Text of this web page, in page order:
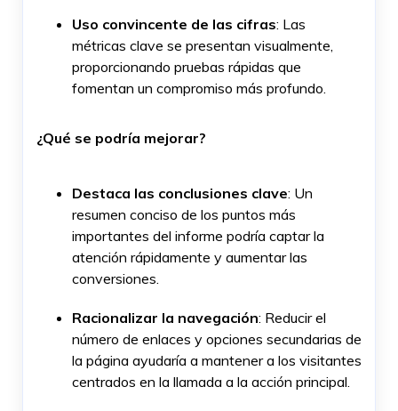
Uso convincente de las cifras: Las
métricas clave se presentan visualmente,
proporcionando pruebas rápidas que
fomentan un compromiso más profundo.
¿Qué se podría mejorar?
Destaca las conclusiones clave: Un
resumen conciso de los puntos más
importantes del informe podría captar la
atención rápidamente y aumentar las
conversiones.
Racionalizar la navegación: Reducir el
número de enlaces y opciones secundarias de
la página ayudaría a mantener a los visitantes
centrados en la llamada a la acción principal.